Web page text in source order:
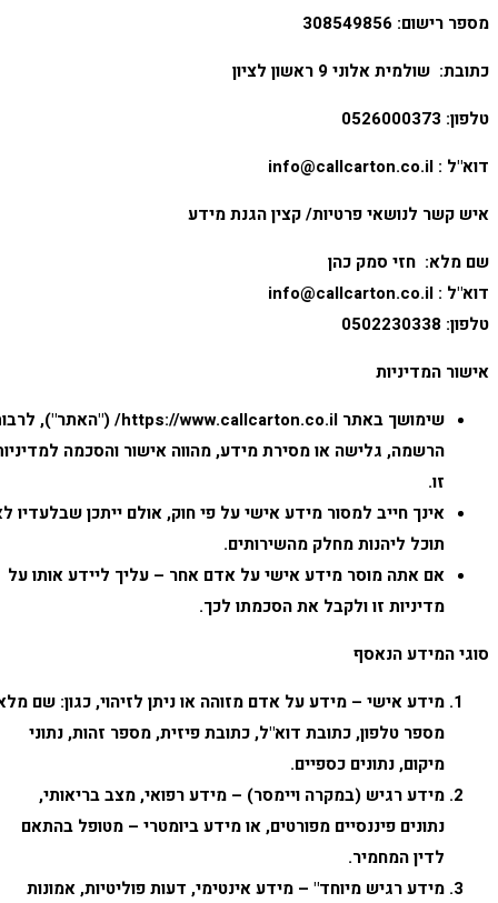
מספר רישום: 308549856
כתובת: שולמית אלוני 9 ראשון לציון
טלפון: 0526000373
דוא"ל : info@callcarton.co.il
איש קשר לנושאי פרטיות/ קצין הגנת מידע
שם מלא: חזי סמק כהן
דוא"ל :
info@callcarton.co.il
טלפון: 0502230338
אישור המדיניות
שימושך באתר https://www.callcarton.co.il/ ("האתר"), לרבות
הרשמה, גלישה או מסירת מידע, מהווה אישור והסכמה למדיניות
זו.
אינך חייב למסור מידע אישי על פי חוק, אולם ייתכן שבלעדיו לא
תוכל ליהנות מחלק מהשירותים.
אם אתה מוסר מידע אישי על אדם אחר – עליך ליידע אותו על
מדיניות זו ולקבל את הסכמתו לכך.
סוגי המידע הנאסף
מידע אישי – מידע על אדם מזוהה או ניתן לזיהוי, כגון: שם מלא,
מספר טלפון, כתובת דוא"ל, כתובת פיזית, מספר זהות, נתוני
מיקום, נתונים כספיים.
מידע רגיש (במקרה ויימסר) – מידע רפואי, מצב בריאותי,
נתונים פיננסיים מפורטים, או מידע ביומטרי – מטופל בהתאם
לדין המחמיר.
מידע רגיש מיוחד" – מידע אינטימי, דעות פוליטיות, אמונות